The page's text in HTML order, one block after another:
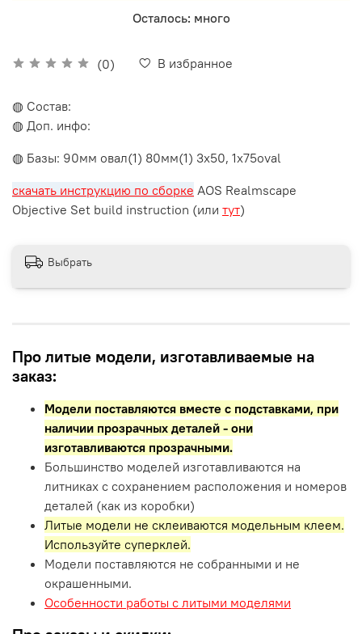
(0) В избранное
Осталось: много
◍ Состав:
◍ Доп. инфо:
◍ Базы: 90мм овал(1) 80мм(1) 3x50, 1x75oval
скачать инструкцию по сборке AOS Realmscape
Objective Set build instruction (или тут)
Выбрать
Про литые модели, изготавливаемые на
заказ:
Модели поставляются вместе с подставками, при
наличии прозрачных деталей - они
изготавливаются прозрачными.
Большинство моделей изготавливаются на
литниках с сохранением расположения и номеров
деталей (как из коробки)
Литые модели не склеиваются модельным клеем.
Используйте суперклей.
Модели поставляются не собранными и не
окрашенными.
Особенности работы с литыми моделями